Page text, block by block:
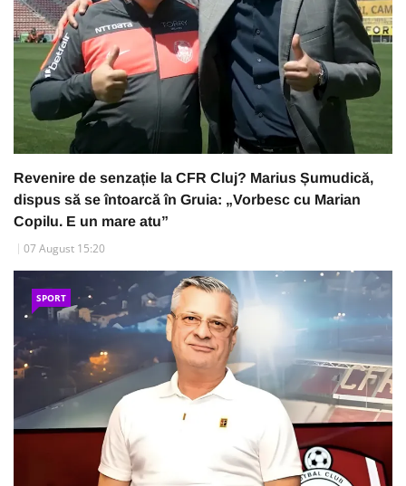
Revenire de senzație la CFR Cluj? Marius Șumudică,
dispus să se întoarcă în Gruia: „Vorbesc cu Marian
Copilu. E un mare atu”
07 August 15:20
SPORT